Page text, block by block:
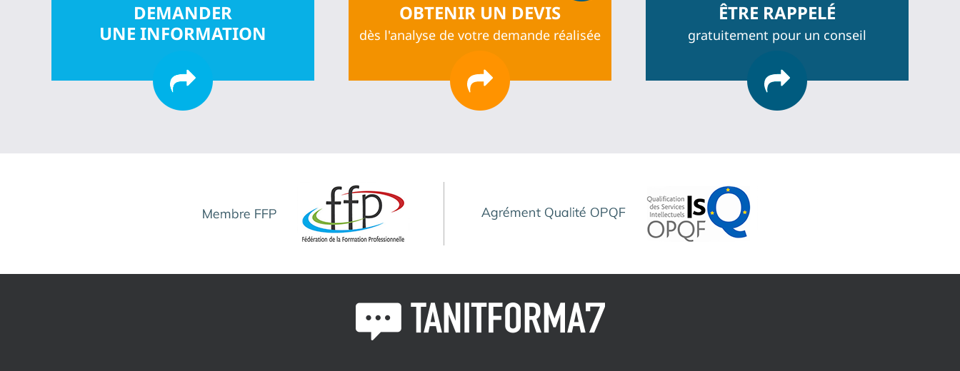
DEMANDER
UNE INFORMATION
OBTENIR UN DEVIS
dès l'analyse de votre demande réalisée
ÊTRE RAPPELÉ
gratuitement pour un conseil